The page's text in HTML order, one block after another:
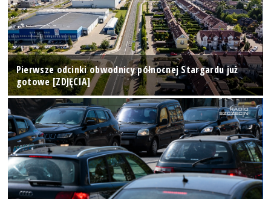
Pierwsze odcinki obwodnicy północnej Stargardu już
gotowe [ZDJĘCIA]